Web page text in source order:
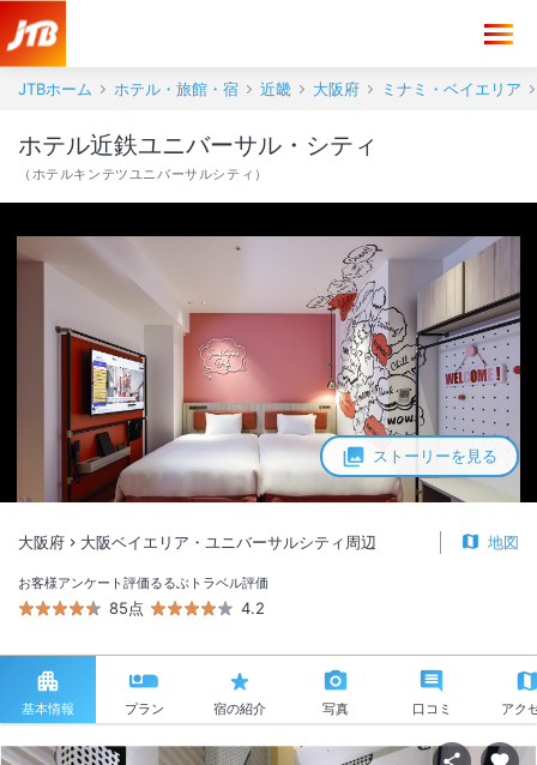
JTBホーム ホテル・旅館・宿 近畿 大阪府 ミナミ・ベイエリア
ストーリーを見る
ホテル近鉄ユニバーサル・シティ
（ ホテルキンテツユニバーサルシティ ）
大阪府 大阪ベイエリア・ユニバーサルシティ周辺 地図
お客様アンケート評価
85点
るるぶトラベル評価
4.2
基本情報 プラン 宿の紹介 写真 口コミ アク